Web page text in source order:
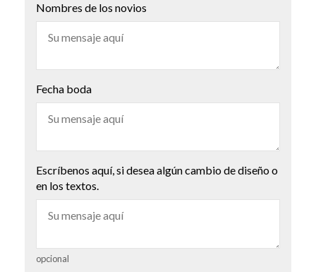
Nombres de los novios
Fecha boda
Escríbenos aquí, si desea algún cambio de diseño o
en los textos.
opcional